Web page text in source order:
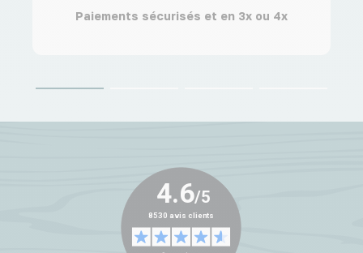
Paiements sécurisés et en 3x ou 4x